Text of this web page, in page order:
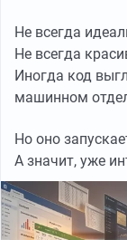
Не всегда
Не всегда
Иногда код
машинном
Но оно
А значит, уже